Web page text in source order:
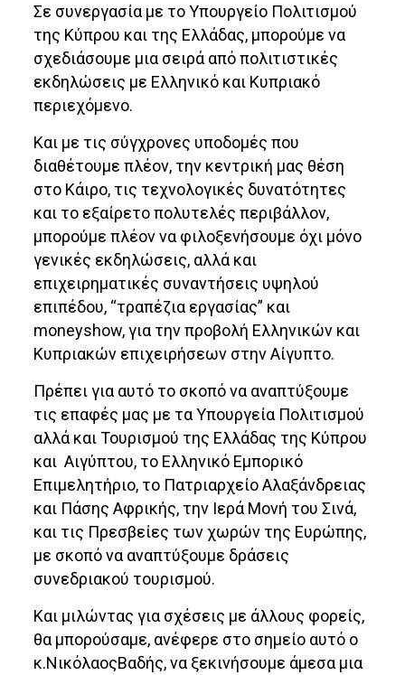
Σε συνεργασία με το Υπουργείο Πολιτισμού
της Κύπρου και της Ελλάδας, μπορούμε να
σχεδιάσουμε μια σειρά από πολιτιστικές
εκδηλώσεις με Ελληνικό και Κυπριακό
περιεχόμενο.
Και με τις σύγχρονες υποδομές που
διαθέτουμε πλέον, την κεντρική μας θέση
στο Κάιρο, τις τεχνολογικές δυνατότητες
και το εξαίρετο πολυτελές περιβάλλον,
μπορούμε πλέον να φιλοξενήσουμε όχι μόνο
γενικές εκδηλώσεις, αλλά και
επιχειρηματικές συναντήσεις υψηλού
επιπέδου, “τραπέζια εργασίας” και
moneyshow, για την προβολή Ελληνικών και
Κυπριακών επιχειρήσεων στην Αίγυπτο.
Πρέπει για αυτό το σκοπό να αναπτύξουμε
τις επαφές μας με τα Υπουργεία Πολιτισμού
αλλά και Τουρισμού της Ελλάδας της Κύπρου
και Αιγύπτου, το Ελληνικό Εμπορικό
Επιμελητήριο, το Πατριαρχείο Αλαξάνδρειας
και Πάσης Αφρικής, την Ιερά Μονή του Σινά,
και τις Πρεσβείες των χωρών της Ευρώπης,
με σκοπό να αναπτύξουμε δράσεις
συνεδριακού τουρισμού.
Και μιλώντας για σχέσεις με άλλους φορείς,
θα μπορούσαμε, ανέφερε στο σημείο αυτό ο
κ.ΝικόλαοςΒαδής, να ξεκινήσουμε άμεσα μια